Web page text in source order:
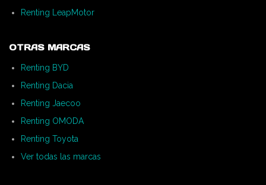
Renting LeapMotor
OTRAS MARCAS
Renting BYD
Renting Dacia
Renting Jaecoo
Renting OMODA
Renting Toyota
Ver todas las marcas